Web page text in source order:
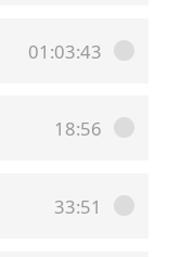
01:03:43
18:56
33:51